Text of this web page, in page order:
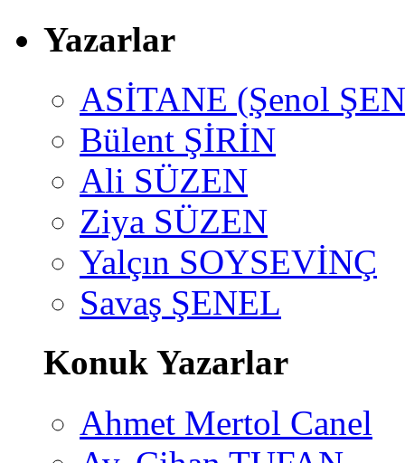
Yazarlar
ASİTANE (Şenol
Bülent ŞİRİN
Ali SÜZEN
Ziya SÜZEN
Yalçın SOYSEVİNÇ
Savaş ŞENEL
Konuk Yazarlar
Ahmet Mertol Canel